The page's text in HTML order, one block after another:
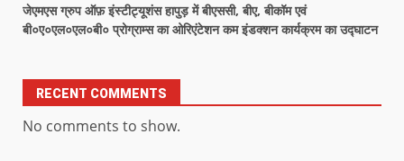
जेएमएस ग्रुप ऑफ़ इंस्टीट्यूशंस हापुड़ में बीएससी, बीए, बीकॉम एवं
बी०ए०एल०एल०बी० प्रोग्राम्स का ओरिएंटेशन कम इंडक्शन कार्यक्रम का उद्घाटन
RECENT COMMENTS
No comments to show.